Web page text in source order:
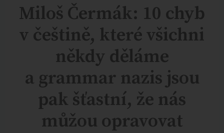
Miloš Čermák: 10 chyb
v češtině, které všichni
někdy děláme
a grammar nazis jsou
pak šťastní, že nás
můžou opravovat